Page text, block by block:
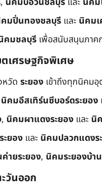
มปิ่นทองชลบุรี และ นิคม
คมชลบุรี เพื่อสนับสนุนภาค
ตเศรษฐกิจพิเศษ
หวัด ระยอง เข้าถึงทุกนิคม
นิคมอีสเทิร์นซีบอร์ดระยอง
, นิคมผาแดงระยอง และ นิ
ะยอง และ นิคมปลวกแดงร
ายระยอง, นิคมระยองบ้า
วันออก